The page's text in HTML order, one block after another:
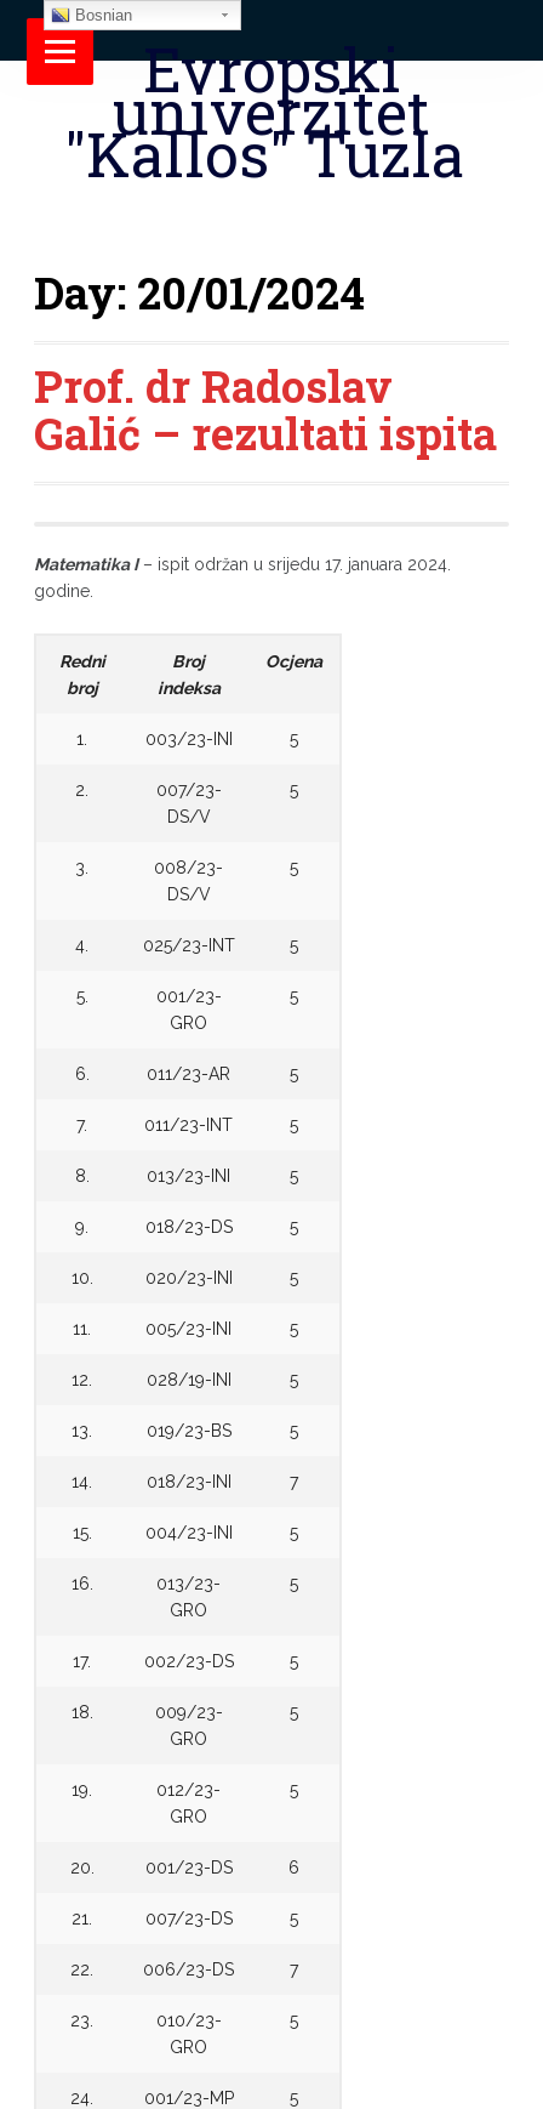
Evropski
univerzitet
"Kallos" Tuzla
Day: 20/01/2024
Prof. dr Radoslav
Galić – rezultati ispita
Matematika I– ispit održan u srijedu 17. januara 2024.
godine.
Redni
broj
Broj
indeksa
Ocjena
1. 003/23-INI 5
2.
007/23-
DS/V
5
3.
008/23-
DS/V
5
4. 025/23-INT 5
5.
001/23-
GRO
5
6. 011/23-AR 5
7. 011/23-INT 5
8. 013/23-INI 5
9. 018/23-DS 5
10. 020/23-INI 5
11. 005/23-INI 5
12. 028/19-INI 5
13. 019/23-BS 5
14. 018/23-INI 7
15. 004/23-INI 5
16.
013/23-
GRO
5
17. 002/23-DS 5
18.
009/23-
GRO
5
19.
012/23-
GRO
5
20. 001/23-DS 6
21. 007/23-DS 5
22. 006/23-DS 7
23.
010/23-
GRO
5
24. 001/23-MP 5
Bosnian